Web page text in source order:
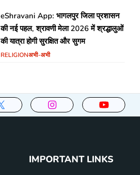
eShravani App: भागलपुर जिला प्रशासन
की नई पहल, श्रावणी मेला 2026 में श्रद्धालुओं
की यात्रा होगी सुरक्षित और सुगम
RELIGIONअभी-अभी
IMPORTANT LINKS